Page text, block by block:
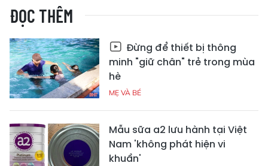
ĐỌC THÊM
Đừng để thiết bị thông
minh "giữ chân" trẻ trong mùa
hè
MẸ VÀ BÉ
Mẫu sữa a2 lưu hành tại Việt
Nam 'không phát hiện vi
khuẩn'